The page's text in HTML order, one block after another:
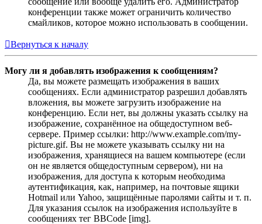
конференции также может ограничить количество
смайликов, которое можно использовать в сообщении.
Вернуться к началу
Могу ли я добавлять изображения к сообщениям?
Да, вы можете размещать изображения в ваших
сообщениях. Если администратор разрешил добавлять
вложения, вы можете загрузить изображение на
конференцию. Если нет, вы должны указать ссылку на
изображение, сохранённое на общедоступном веб-
сервере. Пример ссылки: http://www.example.com/my-
picture.gif. Вы не можете указывать ссылку ни на
изображения, хранящиеся на вашем компьютере (если
он не является общедоступным сервером), ни на
изображения, для доступа к которым необходима
аутентификация, как, например, на почтовые ящики
Hotmail или Yahoo, защищённые паролями сайты и т. п.
Для указания ссылок на изображения используйте в
сообщениях тег BBCode [img].